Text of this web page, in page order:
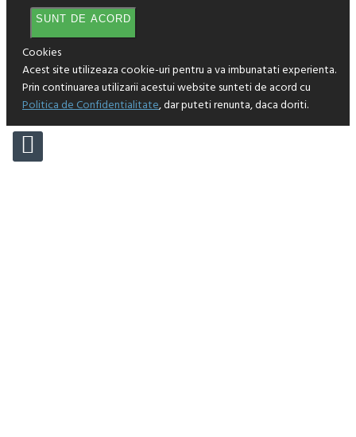
SUNT DE ACORD
Cookies
Acest site utilizeaza cookie-uri pentru a va imbunatati experienta.
Prin continuarea utilizarii acestui website sunteti de acord cu
Politica de Confidentialitate, dar puteti renunta, daca doriti.